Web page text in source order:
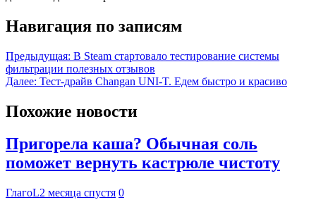
Навигация по записям
Предыдущая: В Steam стартовало тестирование системы
фильтрации полезных отзывов
Далее: Тест-драйв Changan UNI-T. Едем быстро и красиво
Похожие новости
Пригорела каша? Обычная соль
поможет вернуть кастрюле чистоту
ГлагоL2 месяца спустя 0